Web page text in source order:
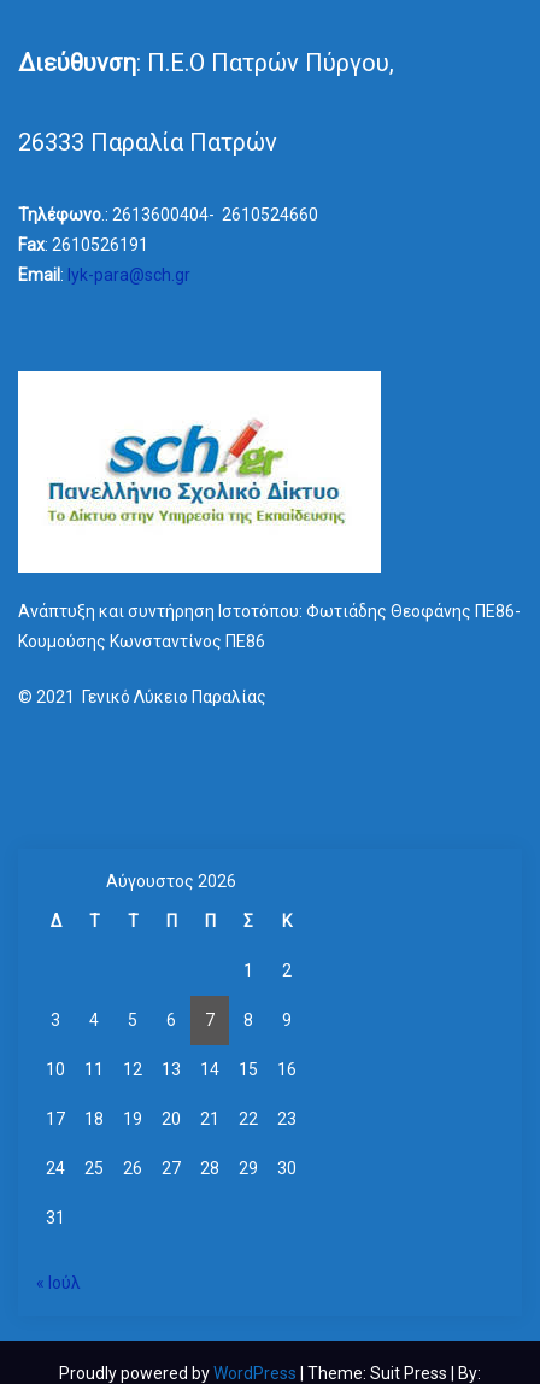
Διεύθυνση: Π.Ε.Ο Πατρών Πύργου,
26333 Παραλία Πατρών
Τηλέφωνο.: 2613600404- 2610524660
Fax: 2610526191
Email: lyk-para@sch.gr
Ανάπτυξη και συντήρηση Ιστοτόπου: Φωτιάδης Θεοφάνης ΠΕ86-
Κουμούσης Κωνσταντίνος ΠΕ86
© 2021 Γενικό Λύκειο Παραλίας
Αύγουστος 2026
Δ Τ Τ Π Π Σ Κ
1 2
3 4 5 6 7 8 9
10 11 12 13 14 15 16
17 18 19 20 21 22 23
24 25 26 27 28 29 30
31
« Ιούλ
Proudly powered byWordPress | Theme: Suit Press | By: